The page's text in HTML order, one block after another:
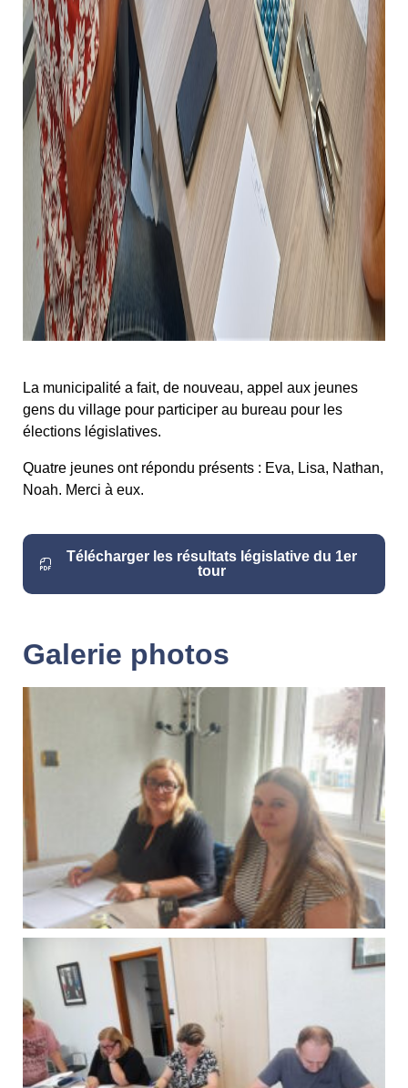
La municipalité a fait, de nouveau, appel aux jeunes
gens du village pour participer au bureau pour les
élections législatives.
Quatre jeunes ont répondu présents : Eva, Lisa, Nathan,
Noah. Merci à eux.
Télécharger les résultats législative du 1er
tour
Galerie photos